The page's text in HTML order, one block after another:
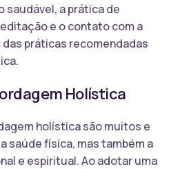
saudável, a prática de
e o contato com a
práticas recomendadas
Holística
holística são muitos e
saúde física, mas também a
e espiritual. Ao adotar uma